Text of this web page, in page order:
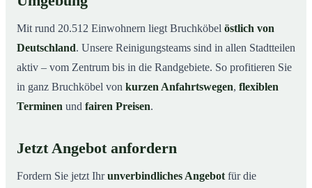
Mit rund 20.512 Einwohnern liegt Bruchköbel östlich von
Deutschland. Unsere Reinigungsteams sind in allen Stadtteilen
aktiv – vom Zentrum bis in die Randgebiete. So profitieren Sie
in ganz Bruchköbel von kurzen Anfahrtswegen, flexiblen
Terminen und fairen Preisen.
Jetzt Angebot anfordern
Fordern Sie jetzt Ihrunverbindliches Angebot für die